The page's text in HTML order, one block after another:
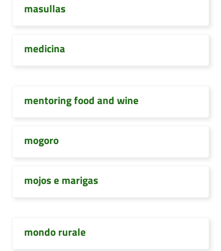
masullas
medicina
mentoring food and wine
mogoro
mojos e marigas
mondo rurale